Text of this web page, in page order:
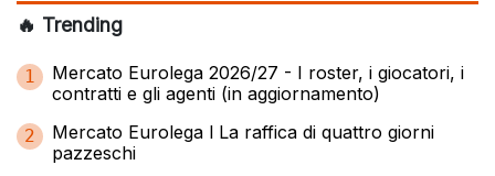
🔥 Trending
1
Mercato Eurolega 2026/27 - I roster, i giocatori, i
contratti e gli agenti (in aggiornamento)
2
Mercato Eurolega l La raffica di quattro giorni
pazzeschi